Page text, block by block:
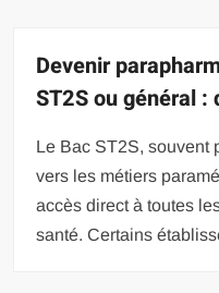
Devenir
ST2S ou général
Le Bac ST2S, souvent
vers les métiers
accès direct à toutes
santé. Certains